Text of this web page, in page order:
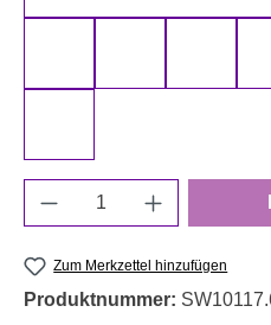
Produkt Anzahl:
Zum Merkzettel hinzufügen
Produktnummer: